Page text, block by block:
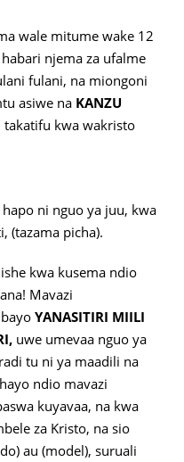
wale mitume wake 12
njema za ufalme
fulani, na miongoni
asiwe na KANZU
takatifu kwa wakristo
ni nguo ya juu, kwa
(tazama picha).
kwa kusema ndio
Mavazi
YANASITIRI MIILI
uwe umevaa nguo ya
tu ni ya maadili na
ndio mavazi
kuyavaa, na kwa
za Kristo, na sio
au (model), suruali